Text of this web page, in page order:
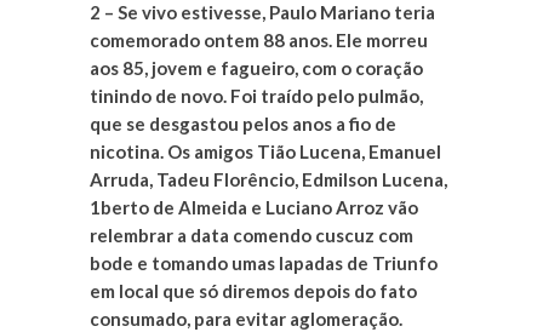
2 – Se vivo estivesse, Paulo Mariano teria
comemorado ontem 88 anos. Ele morreu
aos 85, jovem e fagueiro, com o coração
tinindo de novo. Foi traído pelo pulmão,
que se desgastou pelos anos a fio de
nicotina. Os amigos Tião Lucena, Emanuel
Arruda, Tadeu Florêncio, Edmilson Lucena,
1berto de Almeida e Luciano Arroz vão
relembrar a data comendo cuscuz com
bode e tomando umas lapadas de Triunfo
em local que só diremos depois do fato
consumado, para evitar aglomeração.